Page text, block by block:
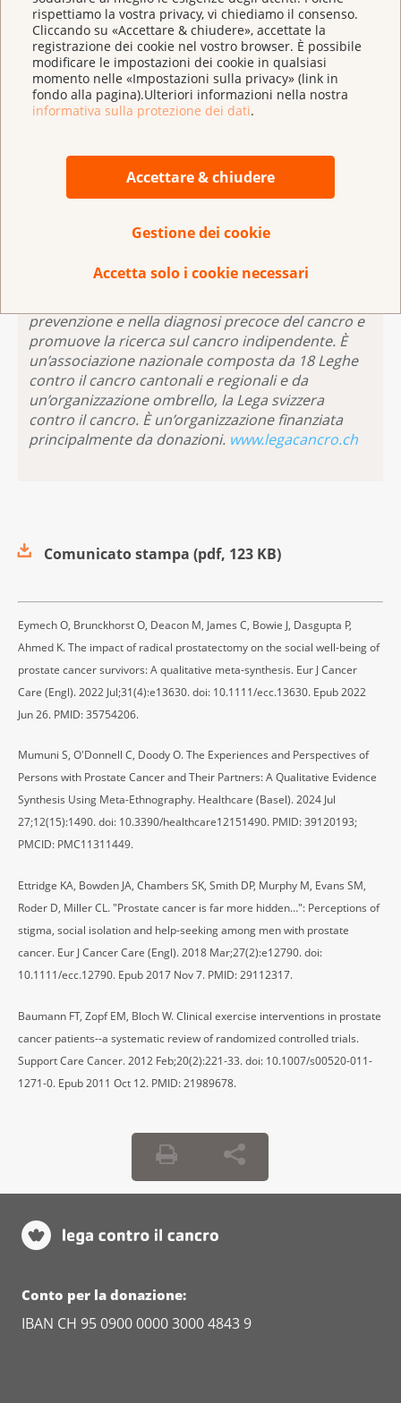
rispettiamo la vostra privacy, vi chiediamo il consenso.
Cliccando su «Accettare & chiudere», accettate la
registrazione dei cookie nel vostro browser. È possibile
modificare le impostazioni dei cookie in qualsiasi
momento nelle «Impostazioni sulla privacy» (link in
fondo alla pagina).Ulteriori informazioni nella nostra
informativa sulla protezione dei dati.
Accettare & chiudere
Gestione dei cookie
Accetta solo i cookie necessari
pubblicate regolarmente nel Forum.
Un nuovo opuscolo riassume le principaliVerità e
falsi miti sul cancro della prostata.
Lega contro il cancro
consiglia, sostiene e
informa le persone malate di cancro e i loro
prevenzione e nella diagnosi precoce del cancro e
promuove la ricerca sul cancro indipendente. È
un’associazione nazionale composta da 18 Leghe
contro il cancro cantonali e regionali e da
un’organizzazione ombrello, la Lega svizzera
contro il cancro. È un’organizzazione finanziata
principalmente da donazioni. www.legacancro.ch
Comunicato stampa (pdf, 123 KB)
Eymech O, Brunckhorst O, Deacon M, James C, Bowie J, Dasgupta P,
Ahmed K. The impact of radical prostatectomy on the social well-being of
prostate cancer survivors: A qualitative meta-synthesis. Eur J Cancer
Care (Engl). 2022 Jul;31(4):e13630. doi: 10.1111/ecc.13630. Epub 2022
Jun 26. PMID: 35754206.
Mumuni S, O'Donnell C, Doody O. The Experiences and Perspectives of
Persons with Prostate Cancer and Their Partners: A Qualitative Evidence
Synthesis Using Meta-Ethnography. Healthcare (Basel). 2024 Jul
27;12(15):1490. doi: 10.3390/healthcare12151490. PMID: 39120193;
PMCID: PMC11311449.
Ettridge KA, Bowden JA, Chambers SK, Smith DP, Murphy M, Evans SM,
Roder D, Miller CL. "Prostate cancer is far more hidden…": Perceptions of
stigma, social isolation and help-seeking among men with prostate
cancer. Eur J Cancer Care (Engl). 2018 Mar;27(2):e12790. doi:
10.1111/ecc.12790. Epub 2017 Nov 7. PMID: 29112317.
Baumann FT, Zopf EM, Bloch W. Clinical exercise interventions in prostate
cancer patients--a systematic review of randomized controlled trials.
Support Care Cancer. 2012 Feb;20(2):221-33. doi: 10.1007/s00520-011-
1271-0. Epub 2011 Oct 12. PMID: 21989678.
Conto per la donazione:
IBAN CH 95 0900 0000 3000 4843 9